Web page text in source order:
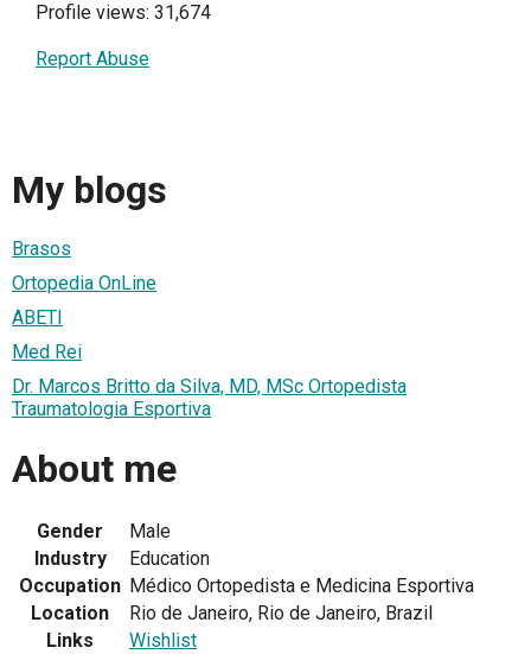
Profile views: 31,674
Report Abuse
My blogs
Brasos
Ortopedia OnLine
ABETI
Med Rei
Dr. Marcos Britto da Silva, MD, MSc Ortopedista
Traumatologia Esportiva
About me
Gender
Male
Industry
Education
Occupation Médico Ortopedista e Medicina Esportiva
Location
Rio de Janeiro, Rio de Janeiro, Brazil
Links
Wishlist